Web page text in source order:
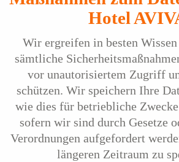
Hotel
Wir ergreifen in besten Wissen
sämtliche
vor unautorisiertem Zugriff
schützen. Wir speichern Ihre
wie dies für betriebliche
sofern wir sind durch Gesetze
Verordnungen aufgefordert
längeren Zeitraum zu